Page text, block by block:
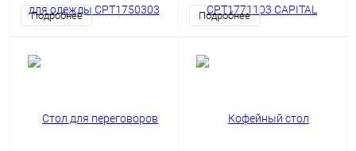
Подробнее
Подробнее